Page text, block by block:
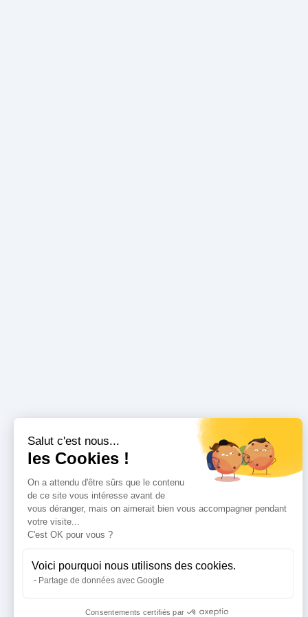
Salut c'est nous...
les Cookies !
On a attendu d'être sûrs que le contenu
de ce site vous intéresse avant de
vous déranger, mais on aimerait bien vous accompagner pendant
votre visite...
C'est OK pour vous ?
Voici pourquoi nous utilisons des cookies.
Partage de données avec Google
Consentements certifiés par